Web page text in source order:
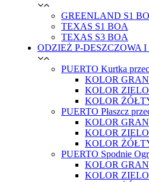
GREENLAND S1
TEXAS S1 BOA
TEXAS S3 BOA
ODZIEŻ P-DESZCZOWA I
PUERTO Kurtka
KOLOR
KOLOR
KOLOR
PUERTO Płaszcz
KOLOR
KOLOR
KOLOR
PUERTO Spodnie
KOLOR
KOLOR